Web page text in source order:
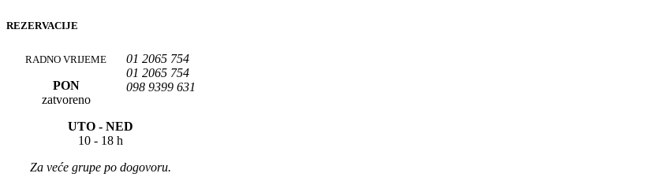
REZERVACIJE
01 2065 754
01 2065 754
098 9399 631
RADNO VRIJEME
PON
zatvoreno
UTO -NED
10 - 18 h
Za veće grupe po dogovoru.